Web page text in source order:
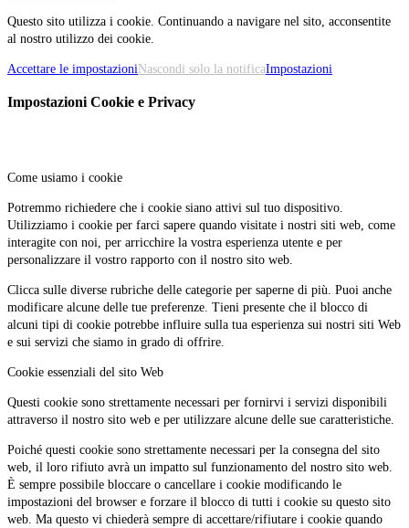
Questo sito utilizza i cookie. Continuando a navigare nel sito, acconsentite
al nostro utilizzo dei cookie.
Accettare le impostazioniNascondi solo la notificaImpostazioni
Impostazioni Cookie e Privacy
Come usiamo i cookie
Potremmo richiedere che i cookie siano attivi sul tuo dispositivo.
Utilizziamo i cookie per farci sapere quando visitate i nostri siti web, come
interagite con noi, per arricchire la vostra esperienza utente e per
personalizzare il vostro rapporto con il nostro sito web.
Clicca sulle diverse rubriche delle categorie per saperne di più. Puoi anche
modificare alcune delle tue preferenze. Tieni presente che il blocco di
alcuni tipi di cookie potrebbe influire sulla tua esperienza sui nostri siti Web
e sui servizi che siamo in grado di offrire.
Cookie essenziali del sito Web
Questi cookie sono strettamente necessari per fornirvi i servizi disponibili
attraverso il nostro sito web e per utilizzare alcune delle sue caratteristiche.
Poiché questi cookie sono strettamente necessari per la consegna del sito
web, il loro rifiuto avrà un impatto sul funzionamento del nostro sito web.
È sempre possibile bloccare o cancellare i cookie modificando le
impostazioni del browser e forzare il blocco di tutti i cookie su questo sito
web. Ma questo vi chiederà sempre di accettare/rifiutare i cookie quando